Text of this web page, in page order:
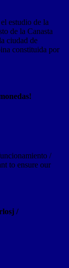
estudio de la
de la Canasta
ciudad de
constituida por
/
to ensure our
/